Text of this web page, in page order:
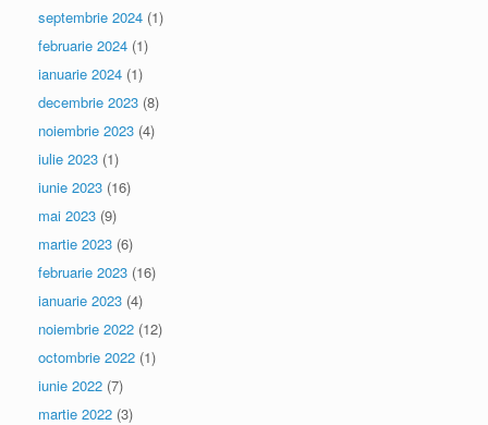
septembrie 2024 (1)
februarie 2024 (1)
ianuarie 2024 (1)
decembrie 2023 (8)
noiembrie 2023 (4)
iulie 2023 (1)
iunie 2023 (16)
mai 2023 (9)
martie 2023 (6)
februarie 2023 (16)
ianuarie 2023 (4)
noiembrie 2022 (12)
octombrie 2022 (1)
iunie 2022 (7)
martie 2022 (3)